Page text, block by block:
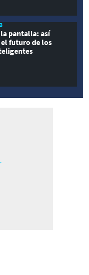
pantalla: así
el futuro de los